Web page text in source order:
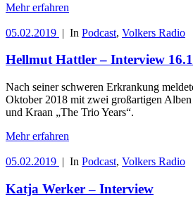
Mehr erfahren
05.02.2019 | In Podcast, Volkers Radio
Hellmut Hattler – Interview
Nach seiner schweren Erkrankung
Oktober 2018 mit zwei großartigen
und Kraan „The Trio Years“.
Mehr erfahren
05.02.2019 | In Podcast, Volkers Radio
Katja Werker – Interview